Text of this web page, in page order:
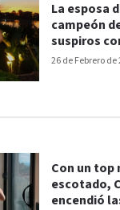
26 de Febrero de
La esposa
campeón
suspiros
Con un top
escotado,
encendió